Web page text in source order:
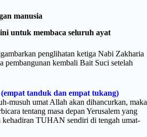
manusia
untuk membaca seluruh ayat
penglihatan ketiga Nabi Zakharia
pembangunan kembali Bait Suci setelah
tanduk dan empat tukang)
musuh umat Allah akan dihancurkan, maka
tentang masa depan Yerusalem yang
kehadiran TUHAN sendiri di tengah umat-